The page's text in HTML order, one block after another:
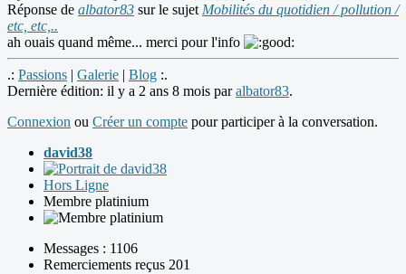
Réponse de albator83 sur le sujet Mobilités du quotidien / pollution /
etc, etc,..
ah ouais quand même... merci pour l'info
.: Passions | Galerie | Blog :.
Dernière édition: il y a 2 ans 8 mois paralbator83.
Connexion ou Créer un compte pour participer à la conversation.
david38
Hors Ligne
Membre platinium
Messages : 1106
Remerciements reçus 201